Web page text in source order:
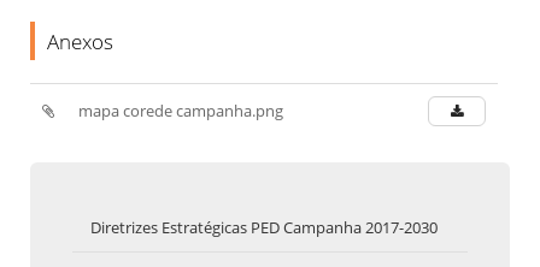
Anexos
mapa corede campanha.png
Diretrizes Estratégicas PED Campanha 2017-2030